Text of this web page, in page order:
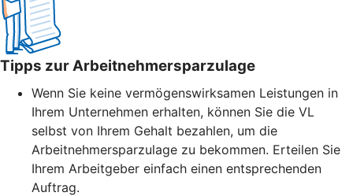
Tipps zur Arbeitnehmersparzulage
Wenn Sie keine vermögenswirksamen Leistungen in
Ihrem Unternehmen erhalten, können Sie die VL
selbst von Ihrem Gehalt bezahlen, um die
Arbeitnehmersparzulage zu bekommen. Erteilen Sie
Ihrem Arbeitgeber einfach einen entsprechenden
Auftrag.